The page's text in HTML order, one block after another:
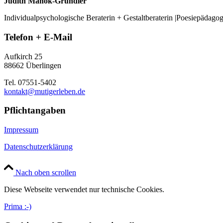
Individualpsychologische Beraterin + Gestaltberaterin
Telefon + E-Mail
Aufkirch 25
88662 Überlingen
Tel. 07551-5402
kontakt@mutigerleben.de
Pflichtangaben
Impressum
Datenschutzerklärung
Nach oben scrollen
Diese Webseite verwendet nur technische Cookies.
Prima :-)